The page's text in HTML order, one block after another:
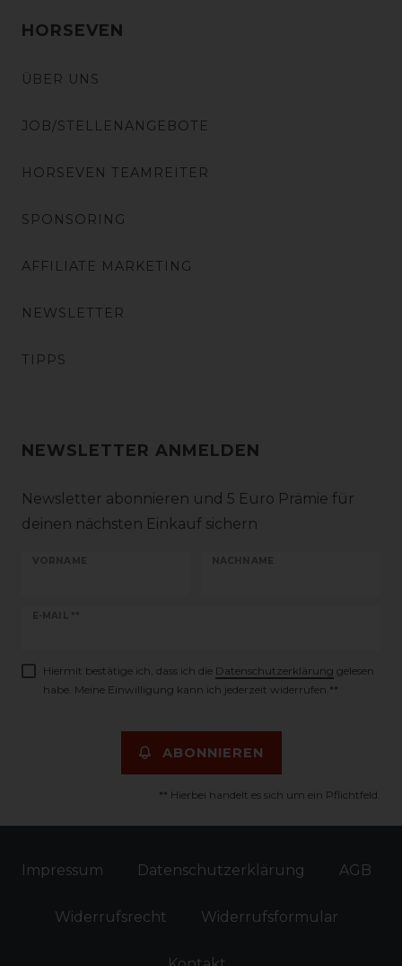
HORSEVEN
ÜBER UNS
JOB/STELLENANGEBOTE
HORSEVEN TEAMREITER
SPONSORING
AFFILIATE MARKETING
NEWSLETTER
TIPPS
NEWSLETTER ANMELDEN
Newsletter abonnieren und 5 Euro Prämie für
deinen nächsten Einkauf sichern
VORNAME NACHNAME
E-MAIL **
Newsletter
Hiermit bestätige ich, dass ich die Daten­schutz­erklärung gelesen
habe. Meine Einwilligung kann ich jederzeit widerrufen.**
ABONNIEREN
** Hierbei handelt es sich um ein Pflichtfeld.
Impressum Daten­schutz­erklärung AGB
Widerrufs­recht Widerrufs­formular